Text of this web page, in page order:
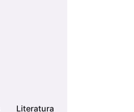
Literatura